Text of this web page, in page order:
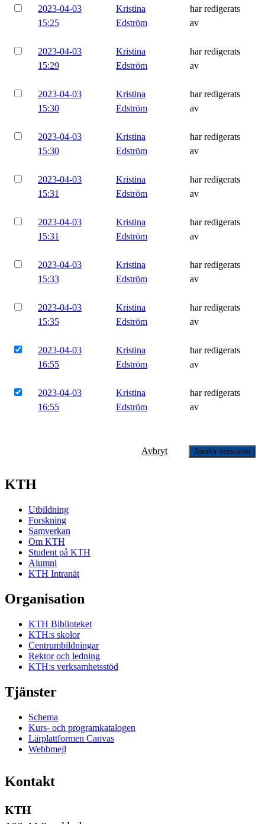
2023-04-03
15:25
Kristina
Edström
har redigerats
av
2023-04-03
15:29
Kristina
Edström
har redigerats
av
2023-04-03
15:30
Kristina
Edström
har redigerats
av
2023-04-03
15:30
Kristina
Edström
har redigerats
av
2023-04-03
15:31
Kristina
Edström
har redigerats
av
2023-04-03
15:31
Kristina
Edström
har redigerats
av
2023-04-03
15:33
Kristina
Edström
har redigerats
av
2023-04-03
15:35
Kristina
Edström
har redigerats
av
2023-04-03
16:55
Kristina
Edström
har redigerats
av
2023-04-03
16:55
Kristina
Edström
har redigerats
av
Avbryt Jämför versioner
KTH
Utbildning
Forskning
Samverkan
Om KTH
Student på KTH
Alumni
KTH Intranät
Organisation
KTH Biblioteket
KTH:s skolor
Centrumbildningar
Rektor och ledning
KTH:s verksamhetsstöd
Tjänster
Schema
Kurs- och programkatalogen
Lärplattformen Canvas
Webbmejl
Kontakt
KTH